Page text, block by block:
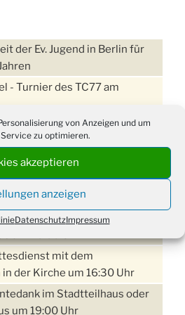
von Anzeigen und um
zu optimieren.
akzeptieren
anzeigen
DatenschutzImpressum
der Ev. Jugend in Berlin für
- Turnier des TC77 am
in der Kirche um
und Junggebliebene
im Stadtteilhaus oder
mit dem
der Kirche um 16:30 Uhr
im Stadtteilhaus oder
um 19:00 Uhr